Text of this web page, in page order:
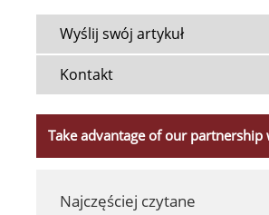
Wyślij swój artykuł
Kontakt
Take advantage of our
Najczęściej czytane